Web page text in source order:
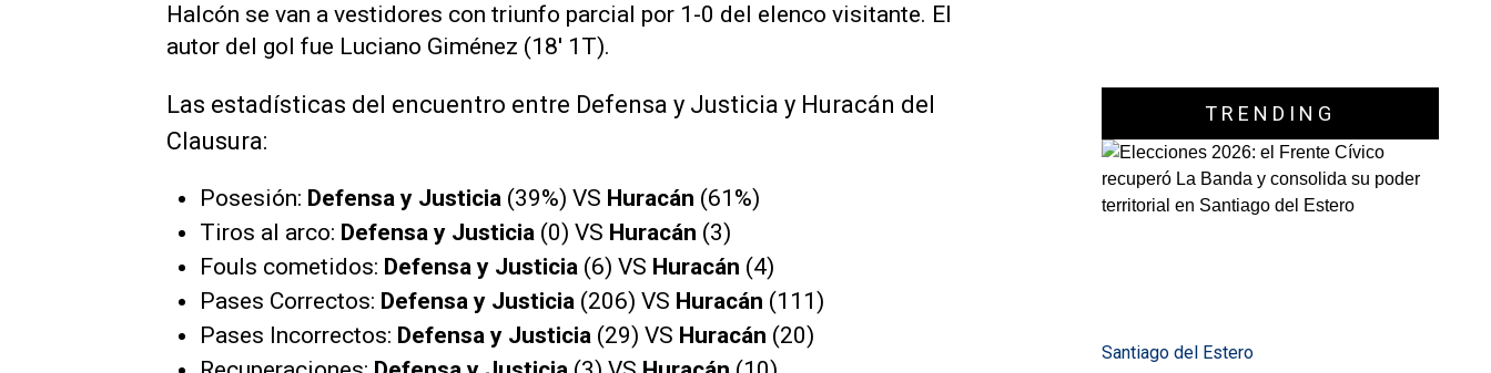
Halcón se van a vestidores con triunfo parcial por 1-0 del elenco visitante. El
autor del gol fue Luciano Giménez (18' 1T).
Las estadísticas del encuentro entre Defensa y Justicia y Huracán del
Clausura:
Posesión: Defensa y Justicia (39%) VS Huracán (61%)
Tiros al arco: Defensa y Justicia (0) VS Huracán (3)
Fouls cometidos: Defensa y Justicia (6) VS Huracán (4)
Pases Correctos: Defensa y Justicia (206) VS Huracán (111)
Pases Incorrectos: Defensa y Justicia (29) VS Huracán (20)
TRENDING
Santiago del Estero